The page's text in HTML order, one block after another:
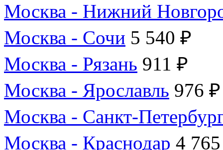
Москва - Нижний
Москва - Сочи 5 540 ₽
Москва - Рязань 911 ₽
Москва - Ярославль 976 ₽
Москва - Санкт-
Москва - Краснодар 4